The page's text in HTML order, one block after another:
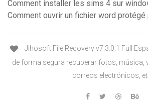
Comment installer les sims 4 sur
Comment ouvrir un fichier word
Jihosoft File Recovery v7.3.0.1 Full
de forma segura recuperar fotos, música,
correos electrónicos,